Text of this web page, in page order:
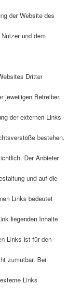
der Website des
und dem
Dritter
jeweiligen Betreiber.
der externen Links
bestehen.
Der Anbieter
und auf die
Links bedeutet
liegenden Inhalte
Links ist für den
zumutbar. Bei
Links